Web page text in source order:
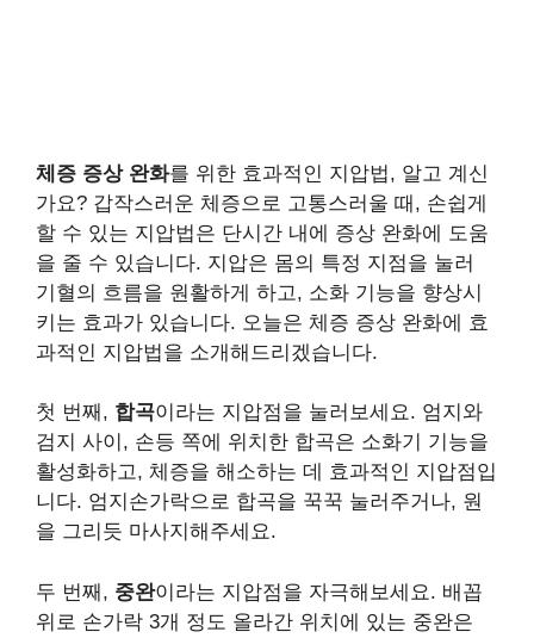
체증 증상 완화를 위한 효과적인 지압법, 알고 계신
가요? 갑작스러운 체증으로 고통스러울 때, 손쉽게
할 수 있는 지압법은 단시간 내에 증상 완화에 도움
을 줄 수 있습니다. 지압은 몸의 특정 지점을 눌러
기혈의 흐름을 원활하게 하고, 소화 기능을 향상시
키는 효과가 있습니다. 오늘은 체증 증상 완화에 효
과적인 지압법을 소개해드리겠습니다.
첫 번째, 합곡이라는 지압점을 눌러보세요. 엄지와
검지 사이, 손등 쪽에 위치한 합곡은 소화기 기능을
활성화하고, 체증을 해소하는 데 효과적인 지압점입
니다. 엄지손가락으로 합곡을 꾹꾹 눌러주거나, 원
을 그리듯 마사지해주세요.
두 번째, 중완이라는 지압점을 자극해보세요. 배꼽
위로 손가락 3개 정도 올라간 위치에 있는 중완은